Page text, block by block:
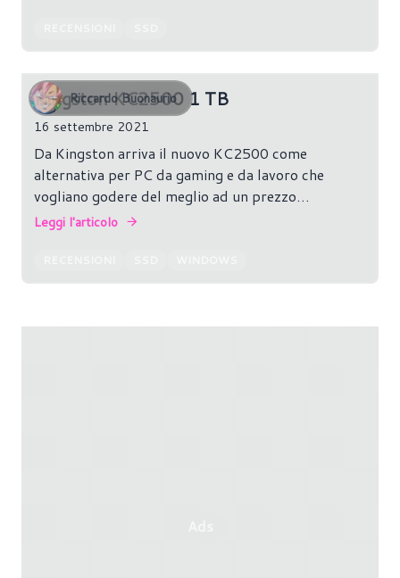
Riccardo Buonaurio
Kingston KC2500 1 TB
16 settembre 2021
Da Kingston arriva il nuovo KC2500 come
alternativa per PC da gaming e da lavoro che
vogliano godere del meglio ad un prezzo
contenuto.
Leggi l'articolo